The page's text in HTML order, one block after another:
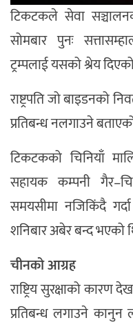
टिकटकले सेवा
सोमबार पुनः
ट्रम्पलाई यसको श्रेय
राष्ट्रपति जो बाइडनको
प्रतिबन्ध नलगाउने
टिकटकको चिनियाँ
सहायक कम्पनी
समयसीमा नजिकिंदै
शनिबार अबेर बन्द भएको
चीनको आग्रह
राष्ट्रिय सुरक्षाको
प्रतिबन्ध लगाउने